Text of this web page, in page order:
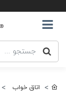
اتاق خواب